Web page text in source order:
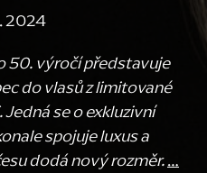
2024
50. výročí představuje
do vlasů z limitované
se o exkluzivní
spojuje luxus a
dodá nový rozměr.…